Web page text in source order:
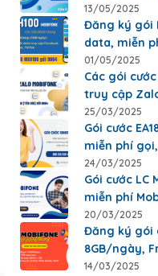
13/05/2025
Đăng ký gói
data, miễn
01/05/2025
Các gói
truy cập
25/03/2025
Gói cước
miễn phí
24/03/2025
Gói cước LC
miễn phí
20/03/2025
Đăng ký gói
8GB/ngày,
14/03/2025